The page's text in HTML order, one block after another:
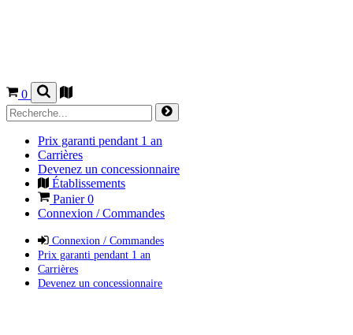
0
Prix garanti pendant 1 an
Carrières
Devenez un concessionnaire
Établissements
Panier0
Connexion / Commandes
Connexion / Commandes
Prix garanti pendant 1 an
Carrières
Devenez un concessionnaire